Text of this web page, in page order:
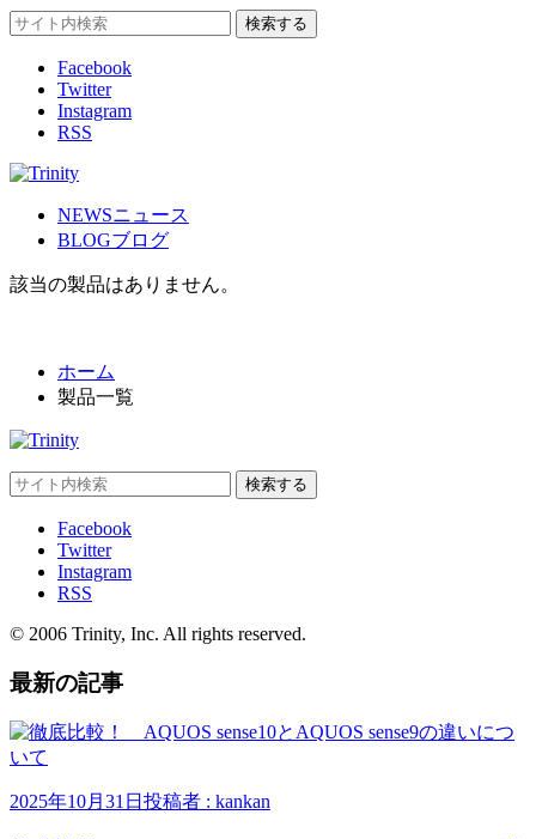
Facebook
Twitter
Instagram
RSS
NEWSニュース
BLOGブログ
該当の製品はありません。
ホーム
製品一覧
Facebook
Twitter
Instagram
RSS
© 2006 Trinity, Inc. All rights reserved.
最新の記事
2025年10月31日 投稿者 : kankan